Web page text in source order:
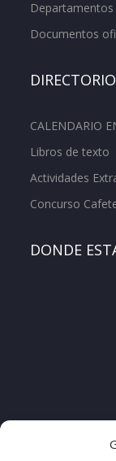
Departamentos
Documentos
DIRECTORIO
CALENDARIO
Libros de texto
Actividades
Concurso
DONDE